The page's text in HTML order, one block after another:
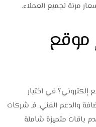
مرنة لجميع العملاء.
موقع
في اختيار
والدعم الفني. فـ شركات
باقات متميزة شاملة